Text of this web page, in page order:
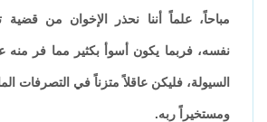
مباحاً، علماً أننا نحذر الإخوان من
نفسه، فربما يكون أسوأ بكثير مما فر منه
السيولة، فليكن عاقلاً متزناً في التصرفات
ومستخيراً ربه.